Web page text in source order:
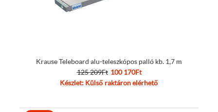
Krause Teleboard alu-teleszkópos palló kb. 1,7 m
125 209Ft 100 170Ft
Készlet: Külső raktáron elérhető